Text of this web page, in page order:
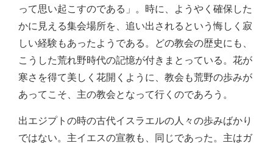
って思い起こすのである」。時に、ようやく確保した
かに見える集会場所を、追い出されるという悔しく寂
しい経験もあったようである。どの教会の歴史にも、
こうした荒れ野時代の記憶が付きまとっている。花が
寒さを得て美しく花開くように、教会も荒野の歩みが
あってこそ、主の教会となって行くのであろう。
出エジプトの時の古代イスラエルの人々の歩みばかり
ではない。主イエスの宣教も、同じであった。主はガ